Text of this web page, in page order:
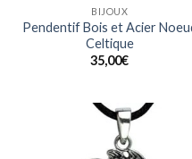
BIJOUX
Pendentif Bois et Acier
Celtique
35,00€